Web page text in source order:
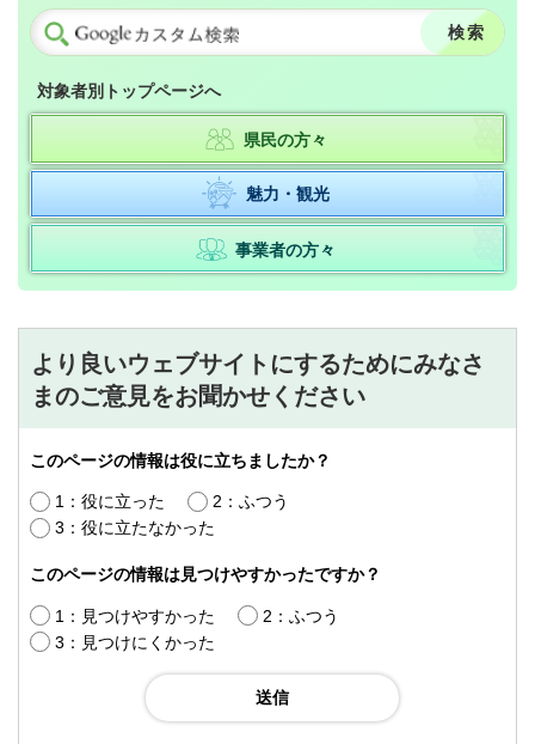
対象者別トップページへ
県民の方々
魅力・観光
事業者の方々
より良いウェブサイトにするためにみなさ
まのご意見をお聞かせください
このページの情報は役に立ちましたか？
1：役に立った
2：ふつう
3：役に立たなかった
このページの情報は見つけやすかったですか？
1：見つけやすかった
2：ふつう
3：見つけにくかった